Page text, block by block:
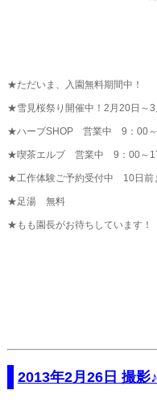
★ただいま、入園無料期間中！
★雪見桜祭り開催中！2月20日～
★ハーブSHOP 営業中 9：00
★喫茶エルブ 営業中 9：00
★工作体験ご予約受付中 10日前
★足湯 無料
★もも園長がお待ちしています！
2013年2月26日 撮影♪